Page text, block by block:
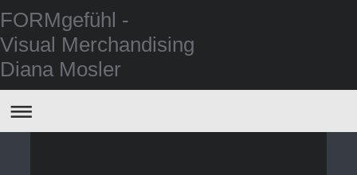
FORMgefühl -
Visual Merchandising
Diana Mosler